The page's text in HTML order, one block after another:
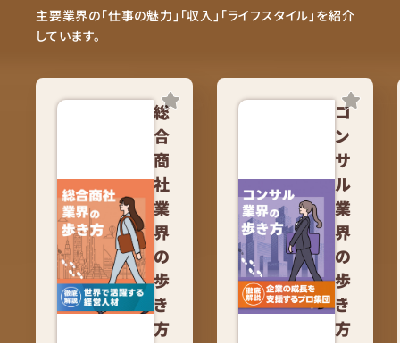
主要業界の「仕事の魅力」「収入」「ライフスタイル」を紹介
しています。
総
合
商
社
業
界
の
歩
き
方
コ
ン
サ
ル
業
界
の
歩
き
方